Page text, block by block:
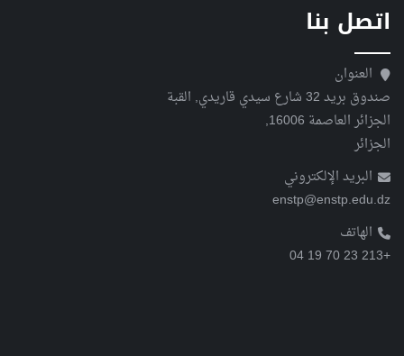
اتصل بنا
العنوان
صندوق بريد 32 شارع سيدي قاريدي, القبة
الجزائر العاصمة 16006,
الجزائر
البريد الإلكتروني
enstp@enstp.edu.dz
الهاتف
+213 23 70 19 04